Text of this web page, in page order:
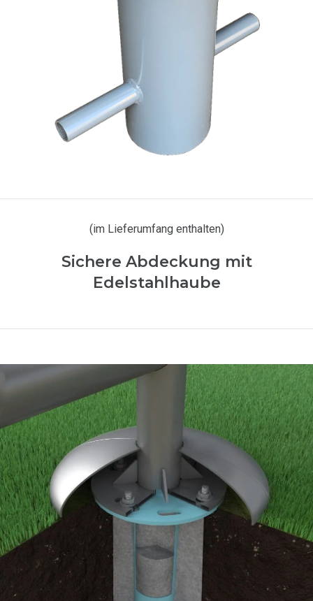
(im Lieferumfang enthalten)
Sichere Abdeckung mit
Edelstahlhaube